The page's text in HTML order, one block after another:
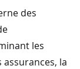
des
les
assurances, la